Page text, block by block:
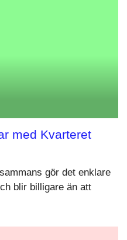
med Kvarteret
gör det enklare
blir billigare än att